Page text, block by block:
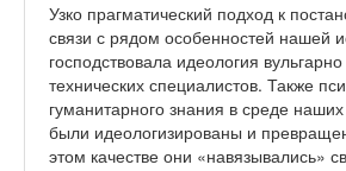
Узко прагматический подход к
связи с рядом особенностей нашей
господствовала идеология
технических специалистов. Также
гуманитарного знания в среде
были идеологизированы и
этом качестве они «навязывались»